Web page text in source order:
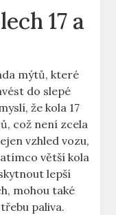
17 a
mýtů, které
do slepé
⁤že kola 17
což⁢ není zcela
vzhled ‍vozu,
větší ⁤kola
lepší
mohou‌ také
paliva.